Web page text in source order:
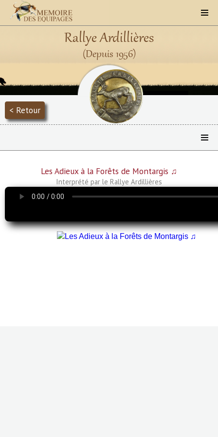
Rallye Ardillières
(Depuis 1956)
< Retour
Les Adieux à la Forêts de Montargis ♫
Interprété par le Rallye Ardillières